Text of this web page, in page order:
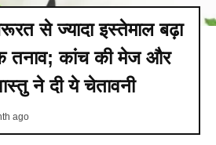
से ज्यादा इस्तेमाल बढ़ा
तनाव; कांच की मेज और
ने दी ये चेतावनी
ago